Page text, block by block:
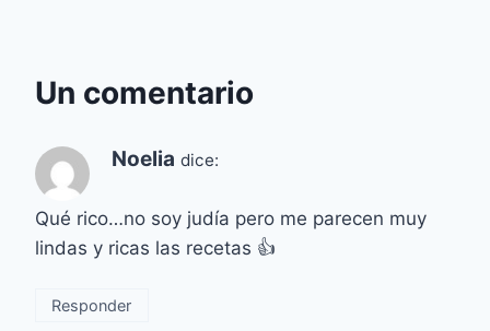
Un comentario
Noelia dice:
Qué rico…no soy judía pero me parecen muy
lindas y ricas las recetas 👍
Responder